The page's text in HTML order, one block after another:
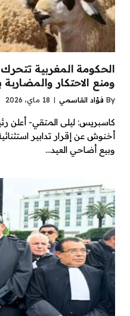
الحكومة المغربية
ومنع الاحتكار والمضاربة
By فؤاد القاسمي 18 ماي، 2026
كاسبريس: ليلى المتقي- أعلن
أخنوش عن إقرار تدابير
وبيع أضاحي العيد…